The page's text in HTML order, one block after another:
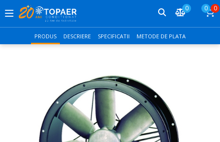
0 0 0
PRODUS DESCRIERE SPECIFICATII METODE DE PLATA